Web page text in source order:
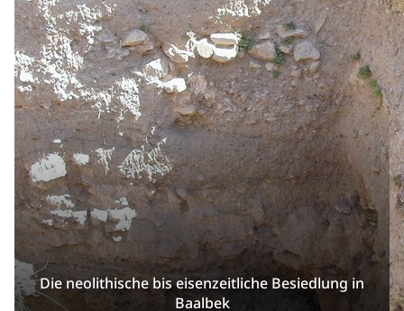
Die neolithische bis eisenzeitliche Besiedlung in
Baalbek